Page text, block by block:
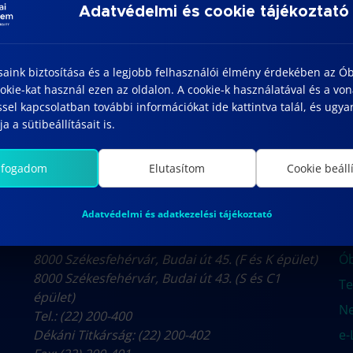
és idegen nyelvű publikáció és hazai, nemzetközi
is bemutatjuk.
és a tehetség kibontakozását segíti az évente
kreatív problémamegoldás segítségével lehet a
8000 Székesfehérvár, Budai út 45. (F és K épület)
8000 Székesfehérvár, Budai út 43. (S és C1
épület)
Tel.: (22) 200-400
Dékáni Titkárság: (22) 200-402
Adatvédelmi és cookie tájékoztató
biztosítása és a legjobb felhasználói élmény érdekében az
kat használ ezen az oldalon. A cookie-k használatával és a
kapcsolatban további információkat ide kattintva talál, és
a sütibeállításait is.
Elutasítom Cookie
Adatvédelmi és adatkezelési tájékoztató